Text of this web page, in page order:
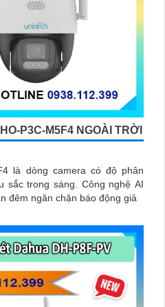
P3C-M5F4 NGOÀI TRỜI
là dòng camera có độ phân
sắc trong sáng. Công nghệ AI
đêm ngăn chặn báo động giả